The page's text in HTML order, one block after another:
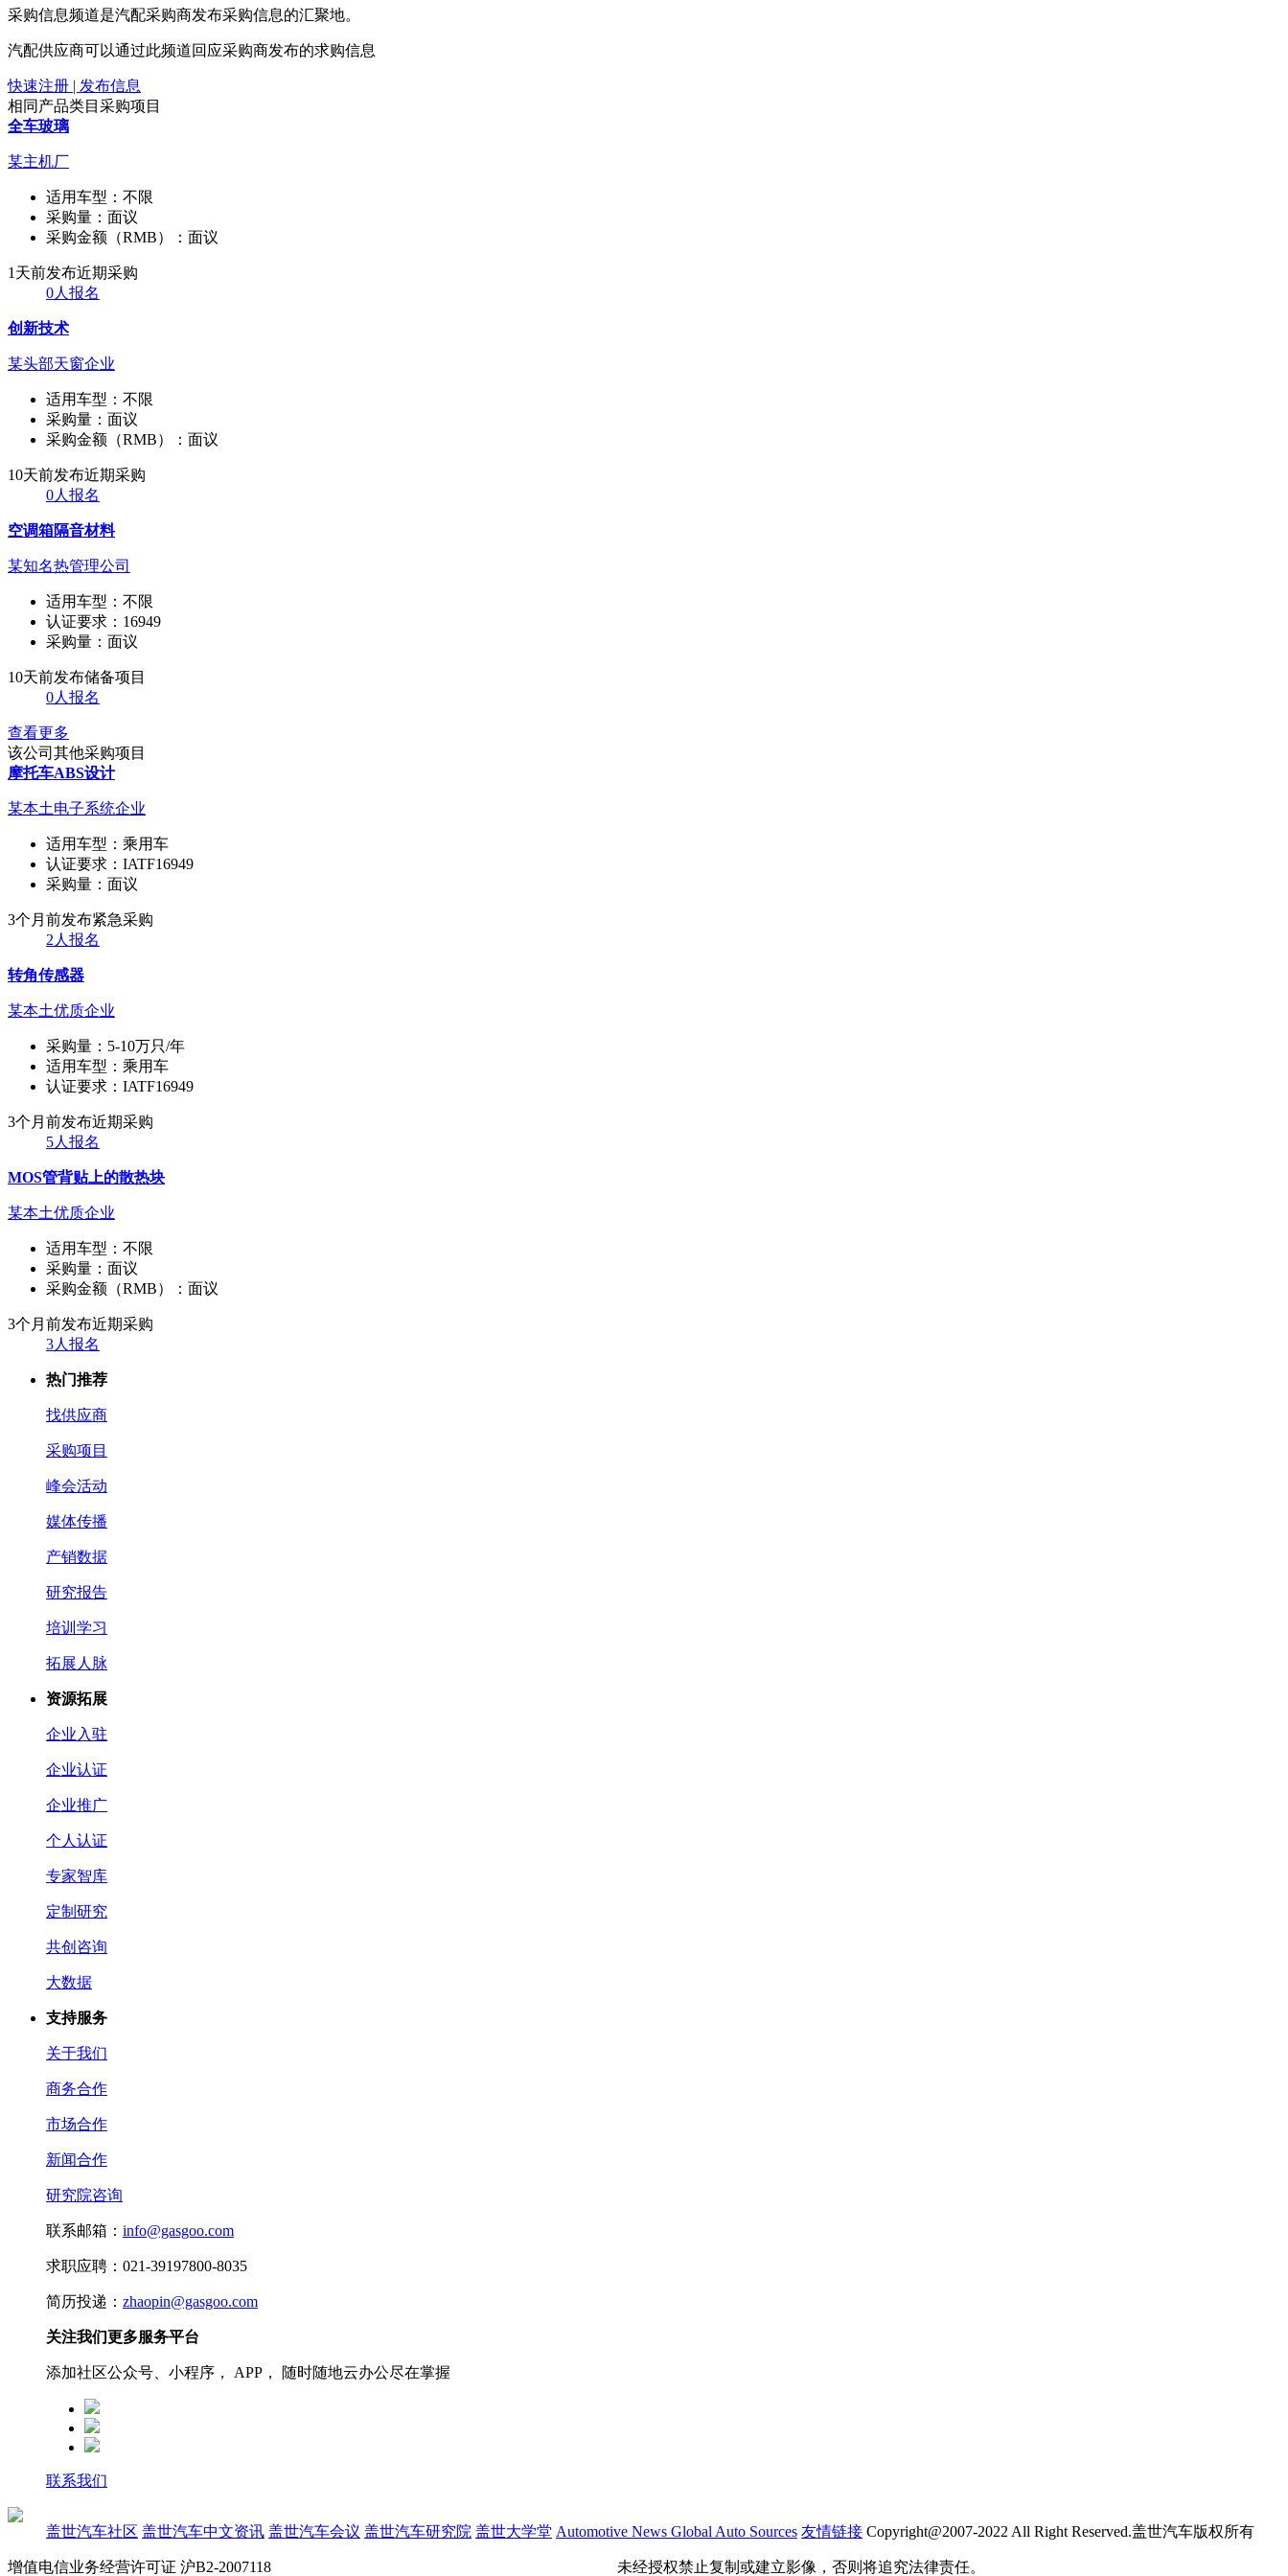
采购信息频道是汽配采购商发布采购信息的汇聚地。
汽配供应商可以通过此频道回应采购商发布的求购信息
快速注册 | 发布信息
相同产品类目采购项目
全车玻璃
某主机厂
适用车型： 不限
采购量： 面议
采购金额（RMB）： 面议
1天前发布近期采购
0人报名
创新技术
某头部天窗企业
适用车型： 不限
采购量： 面议
采购金额（RMB）： 面议
10天前发布近期采购
0人报名
空调箱隔音材料
某知名热管理公司
适用车型： 不限
认证要求： 16949
采购量： 面议
10天前发布储备项目
0人报名
查看更多
该公司其他采购项目
摩托车ABS设计
某本土电子系统企业
适用车型： 乘用车
认证要求： IATF16949
采购量： 面议
3个月前发布紧急采购
2人报名
转角传感器
某本土优质企业
采购量： 5-10万只/年
适用车型： 乘用车
认证要求： IATF16949
3个月前发布近期采购
5人报名
MOS管背贴上的散热块
某本土优质企业
适用车型： 不限
采购量： 面议
采购金额（RMB）： 面议
3个月前发布近期采购
3人报名
热门推荐
找供应商
采购项目
峰会活动
媒体传播
产销数据
研究报告
培训学习
拓展人脉
资源拓展
企业入驻
企业认证
企业推广
个人认证
专家智库
定制研究
共创咨询
大数据
支持服务
关于我们
商务合作
市场合作
新闻合作
研究院咨询
联系邮箱： info@gasgoo.com
求职应聘：021-39197800-8035
简历投递： zhaopin@gasgoo.com
关注我们更多服务平台
添加社区公众号、小程序， APP， 随时随地云办公尽在掌握
联系我们
盖世汽车社区 盖世汽车中文资讯 盖世汽车会议 盖世汽车研究院 盖世大学堂 Automotive News Global Auto Sources 友情链接 Copyright@2007-2022 All Right Reserved.盖世汽车版权所有
增值电信业务经营许可证 沪B2-2007118 未经授权禁止复制或建立影像，否则将追究法律责任。